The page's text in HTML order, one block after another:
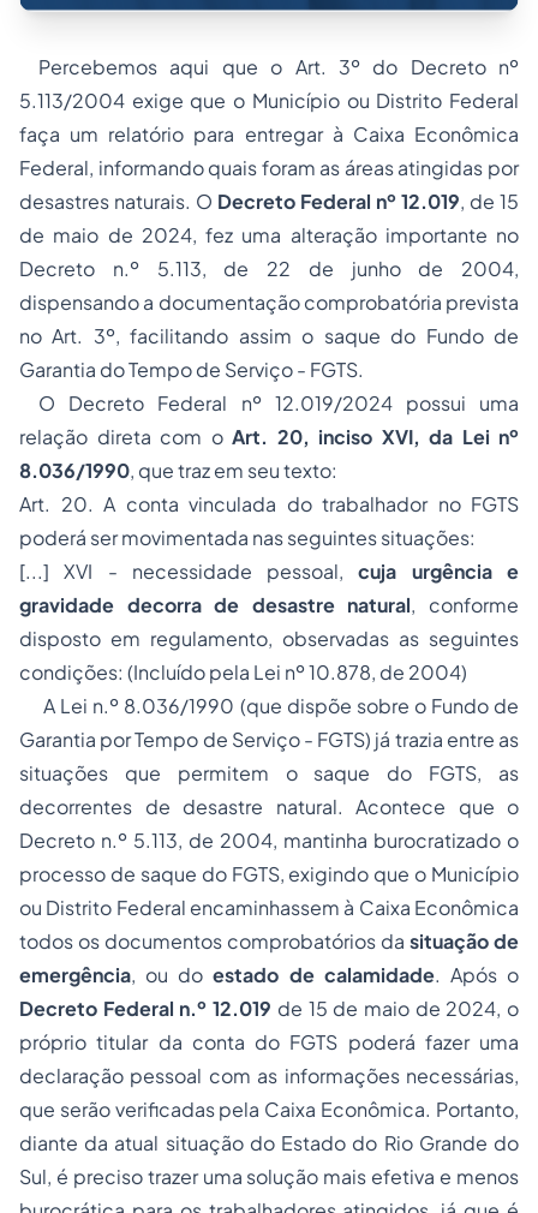
Percebemos aqui que o Art. 3º do Decreto nº
5.113/2004 exige que o Município ou Distrito Federal
faça um relatório para entregar à Caixa Econômica
Federal, informando quais foram as áreas atingidas por
desastres naturais. O Decreto Federal nº 12.019, de 15
de maio de 2024, fez uma alteração importante no
Decreto n.º 5.113, de 22 de junho de 2004,
dispensando a documentação comprobatória prevista
no Art. 3º, facilitando assim o saque do Fundo de
Garantia do Tempo de Serviço - FGTS.
O Decreto Federal nº 12.019/2024 possui uma
relação direta com o Art. 20, inciso XVI, da Lei nº
8.036/1990, que traz em seu texto:
Art. 20. A conta vinculada do trabalhador no FGTS
poderá ser movimentada nas seguintes situações:
[...] XVI - necessidade pessoal,cuja urgência e
gravidade decorra de desastre natural, conforme
disposto em regulamento, observadas as seguintes
condições: (Incluído pela Lei nº 10.878, de 2004)
A Lei n.º 8.036/1990 (que dispõe sobre o Fundo de
Garantia por Tempo de Serviço - FGTS) já trazia entre as
situações que permitem o saque do FGTS, as
decorrentes de desastre natural. Acontece que o
Decreto n.º 5.113, de 2004, mantinha burocratizado o
processo de saque do FGTS, exigindo que o Município
ou Distrito Federal encaminhassem à Caixa Econômica
todos os documentos comprobatórios da situação de
emergência, ou doestado de calamidade. Após o
Decreto Federal n.º 12.019 de 15 de maio de 2024, o
próprio titular da conta do FGTS poderá fazer uma
declaração pessoal com as informações necessárias,
que serão verificadas pela Caixa Econômica. Portanto,
diante da atual situação do Estado do Rio Grande do
Sul, é preciso trazer uma solução mais efetiva e menos